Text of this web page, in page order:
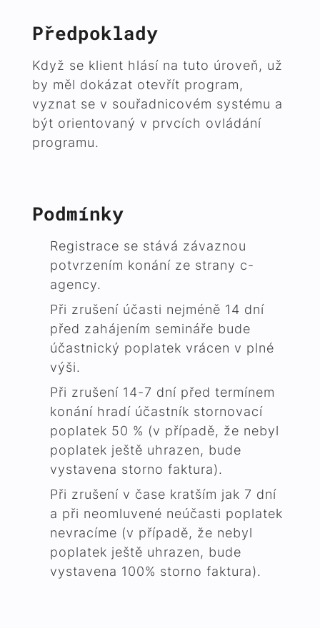
Předpoklady
Když se klient hlásí na tuto úroveň, už
by měl dokázat otevřít program,
vyznat se v souřadnicovém systému a
být orientovaný v prvcích ovládání
programu.
Podmínky
Registrace se stává závaznou
potvrzením konání ze strany c-
agency.
Při zrušení účasti nejméně 14 dní
před zahájením semináře bude
účastnický poplatek vrácen v plné
výši.
Při zrušení 14-7 dní před termínem
konání hradí účastník stornovací
poplatek 50 % (v případě, že nebyl
poplatek ještě uhrazen, bude
vystavena storno faktura).
Při zrušení v čase kratším jak 7 dní
a při neomluvené neúčasti poplatek
nevracíme (v případě, že nebyl
poplatek ještě uhrazen, bude
vystavena 100% storno faktura).